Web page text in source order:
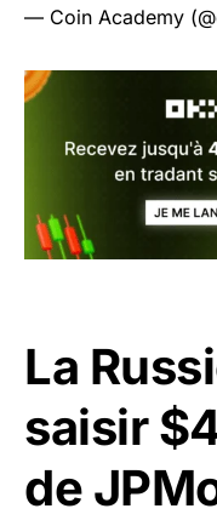
— Coin Academy
La
saisir
de